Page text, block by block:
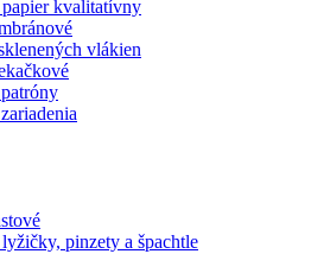
kvalitatívny
vlákien
pinzety a špachtle